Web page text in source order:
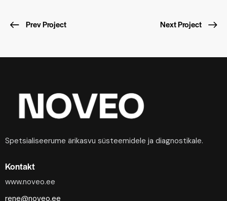
Prev Project Next Project
Spetsialiseerume ärikasvu süsteemidele ja diagnostikale.
Kontakt
www.noveo.ee
rene@noveo.ee